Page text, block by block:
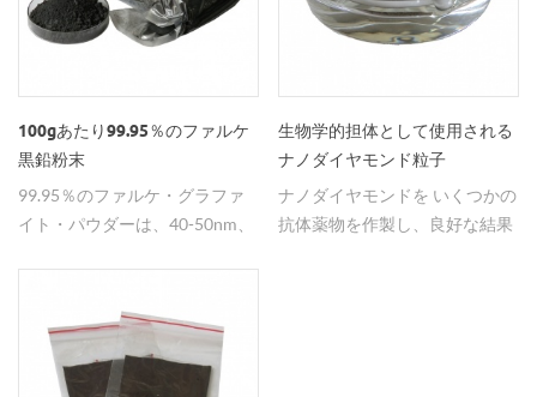
100gあたり99.95％のファルケ
黒鉛粉末
99.95％のファルケ・グラファ
イト・パウダーは、40-50nm、
生物学的担体として使用される
ナノダイヤモンド粒子
ナノダイヤモンドを いくつかの
抗体薬物を作製し、良好な結果